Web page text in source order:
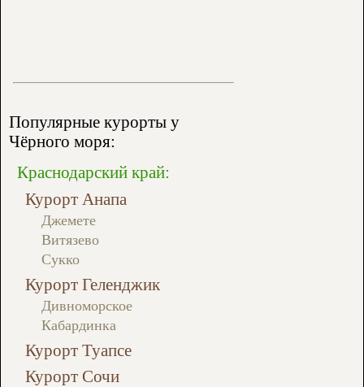
Популярные курорты у
Чёрного моря:
Краснодарский край:
Курорт Анапа
Джемете
Витязево
Сукко
Курорт Геленджик
Дивноморское
Кабардинка
Курорт Туапсе
Курорт Сочи